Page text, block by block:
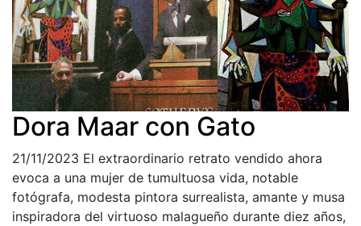
Dora Maar con Gato
21/11/2023 El extraordinario retrato vendido ahora
evoca a una mujer de tumultuosa vida, notable
fotógrafa, modesta pintora surrealista, amante y musa
inspiradora del virtuoso malagueño durante diez años,